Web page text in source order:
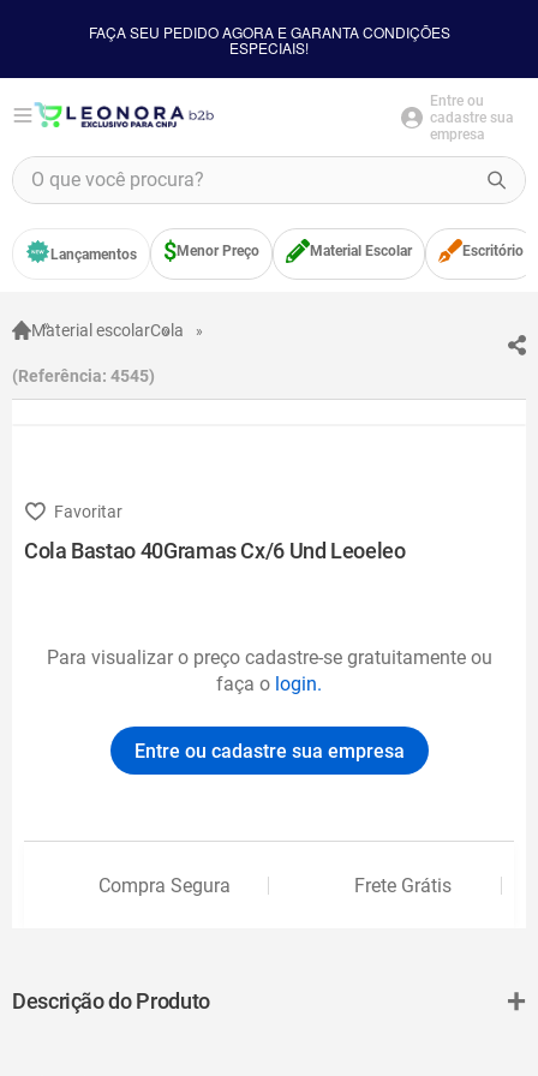
FAÇA SEU PEDIDO AGORA E GARANTA CONDIÇÕES
ESPECIAIS!
Entre ou
cadastre sua
empresa
O que você procura?
Lançamentos Menor Preço Material Escolar Escritório
Material escolarCola
Referência: 4545
Cola Bastao 40Gramas Cx/6 Und Leoeleo
Para visualizar o preço cadastre-se gratuitamente ou
faça o login.
Entre ou cadastre sua empresa
Compra Segura Frete Grátis
Descrição do Produto +
TERMOS MAIS BUSCADOS
1º